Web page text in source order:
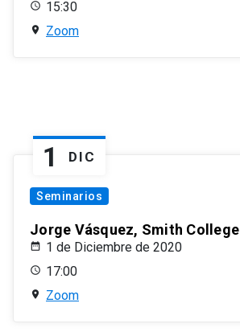
15:30
Zoom
1 DIC
Seminarios
Jorge Vásquez, Smith College
1 de Diciembre de 2020
17:00
Zoom